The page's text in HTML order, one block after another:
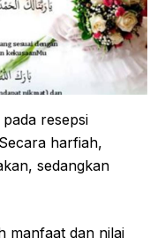
resepsi
harfiah,
sedangkan
manfaat dan nilai